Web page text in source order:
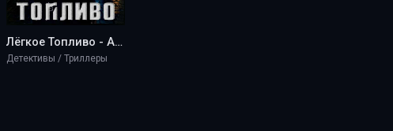
Лёгкое Топливо - Anita Oni
Детективы / Триллеры